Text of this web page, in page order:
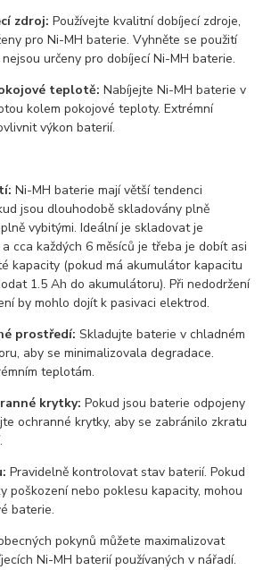
zdroj: Používejte kvalitní dobíjecí zdroje,
pro Ni-MH baterie. Vyhněte se použití
určeny pro dobíjecí Ni-MH baterie.
teplotě: Nabíjejte Ni-MH baterie v
kolem pokojové teploty. Extrémní
výkon baterií.
Ni-MH baterie mají větší tendenci
jsou dlouhodobě skladovány plně
vybitými. Ideální je skladovat je
cca každých 6 měsíců je třeba je dobít asi
kapacity (pokud má akumulátor kapacitu
1.5 Ah do akumulátoru). Při nedodržení
by mohlo dojít k pasivaci elektrod.
prostředí: Skladujte baterie v chladném
aby se minimalizovala degradace.
teplotám.
krytky: Pokud jsou baterie odpojeny
ochranné krytky, aby se zabránilo zkratu
Pravidelně kontrolovat stav baterií. Pokud
poškození nebo poklesu kapacity, mohou
baterie.
pokynů můžete maximalizovat
Ni-MH baterií používaných v nářadí.